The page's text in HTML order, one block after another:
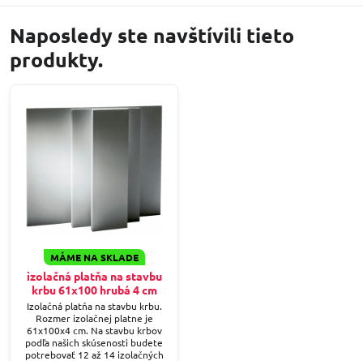
Naposledy ste navštívili tieto
produkty.
MÁME NA SKLADE
izolačná platňa na stavbu
krbu 61x100 hrubá 4 cm
Izolačná platňa na stavbu krbu.
Rozmer izolačnej platne je
61x100x4 cm. Na stavbu krbov
podľa našich skúsenosti budete
potrebovať 12 až 14 izolačných